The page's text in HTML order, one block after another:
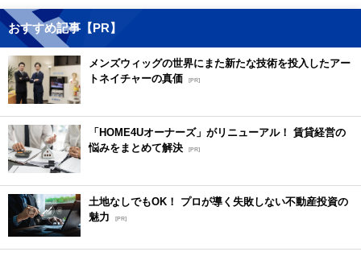
おすすめ記事【PR】
メンズウィッグの世界にまた新たな技術を投入したアー
トネイチャーの真価 [PR]
「HOME4Uオーナーズ」がリニューアル！ 賃貸経営の
悩みをまとめて解決 [PR]
土地なしでもOK！ プロが導く失敗しない不動産投資の
魅力
[PR]